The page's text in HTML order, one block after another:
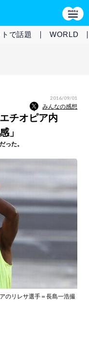
で話題 WORLD
2016/09/01
みんなの感想
チオピア内
」
った。
のリレサ選手＝長島一浩撮